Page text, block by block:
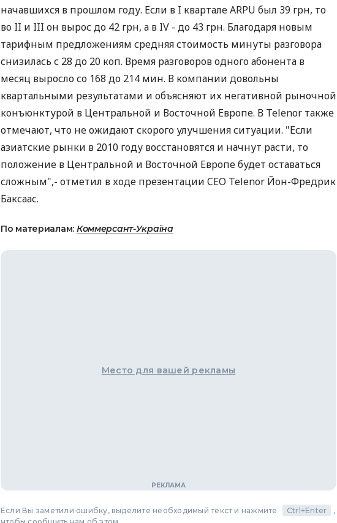
начавшихся в прошлом году. Если в I квартале ARPU был 39 грн, то
во II и III он вырос до 42 грн, а в IV - до 43 грн. Благодаря новым
тарифным предложениям средняя стоимость минуты разговора
снизилась с 28 до 20 коп. Время разговоров одного абонента в
месяц выросло со 168 до 214 мин. В компании довольны
квартальными результатами и объясняют их негативной рыночной
конъюнктурой в Центральной и Восточной Европе. В Telenor также
отмечают, что не ожидают скорого улучшения ситуации. "Если
азиатские рынки в 2010 году восстановятся и начнут расти, то
положение в Центральной и Восточной Европе будет оставаться
сложным",- отметил в ходе презентации CEO Telenor Йон-Фредрик
Баксаас.
По материалам: Коммерсант-Україна
Место для вашей рекламы
Если Вы заметили ошибку, выделите необходимый текст и нажмите Ctrl+Enter
,